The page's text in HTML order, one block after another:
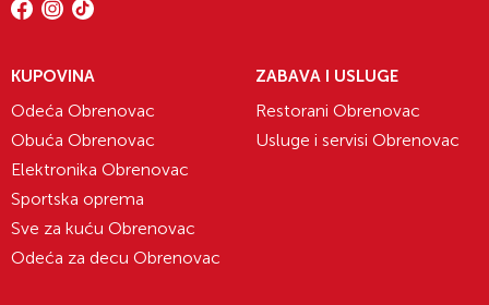
KUPOVINA
Odeća Obrenovac
Obuća Obrenovac
Elektronika Obrenovac
Sportska oprema
Sve za kuću Obrenovac
Odeća za decu Obrenovac
ZABAVA I USLUGE
Restorani Obrenovac
Usluge i servisi Obrenovac